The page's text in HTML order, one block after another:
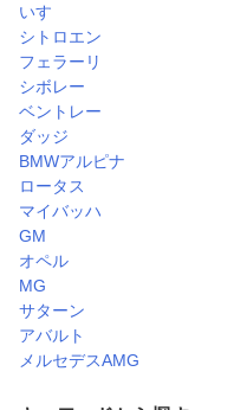
いすゞ
シトロエン
フェラーリ
シボレー
ベントレー
ダッジ
BMWアルピナ
ロータス
マイバッハ
GM
オペル
MG
サターン
アバルト
メルセデスAMG